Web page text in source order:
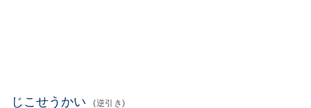
じこせうかい (逆引き)